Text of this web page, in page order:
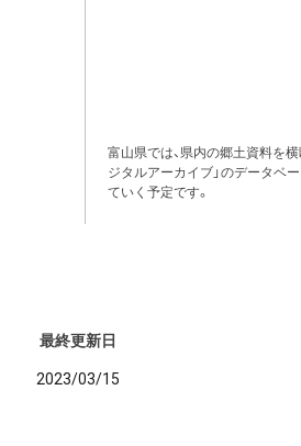
富山県では、県内の郷土資料を
ジタルアーカイブ」のデータベ
ていく予定です。
最終更新日
2023/03/15